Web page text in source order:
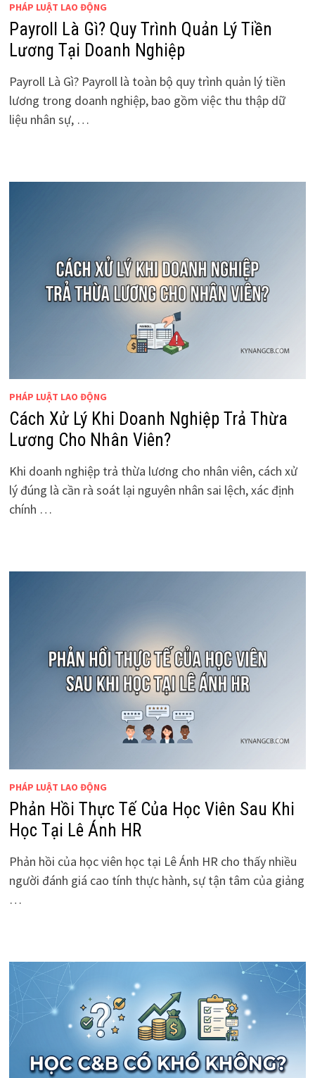
PHÁP LUẬT LAO ĐỘNG
Payroll Là Gì? Quy Trình Quản Lý Tiền
Lương Tại Doanh Nghiệp
Payroll Là Gì? Payroll là toàn bộ quy trình quản lý tiền
lương trong doanh nghiệp, bao gồm việc thu thập dữ
liệu nhân sự, …
PHÁP LUẬT LAO ĐỘNG
Cách Xử Lý Khi Doanh Nghiệp Trả Thừa
Lương Cho Nhân Viên?
Khi doanh nghiệp trả thừa lương cho nhân viên, cách xử
lý đúng là cần rà soát lại nguyên nhân sai lệch, xác định
chính …
PHÁP LUẬT LAO ĐỘNG
Phản Hồi Thực Tế Của Học Viên Sau Khi
Học Tại Lê Ánh HR
Phản hồi của học viên học tại Lê Ánh HR cho thấy nhiều
người đánh giá cao tính thực hành, sự tận tâm của giảng
…